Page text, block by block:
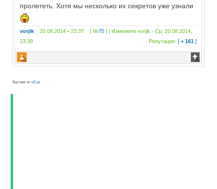
пролететь. Хотя мы несколько их секретов уже узнали
vorjik 20.08.2014 • 23:37 [ №75 ] | Измененоvorjik -Ср, 20.08.2014,
23:39
Репутация: [+ 161 ]
Хостинг отuCoz